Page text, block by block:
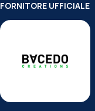
FORNITORE UFFICIALE